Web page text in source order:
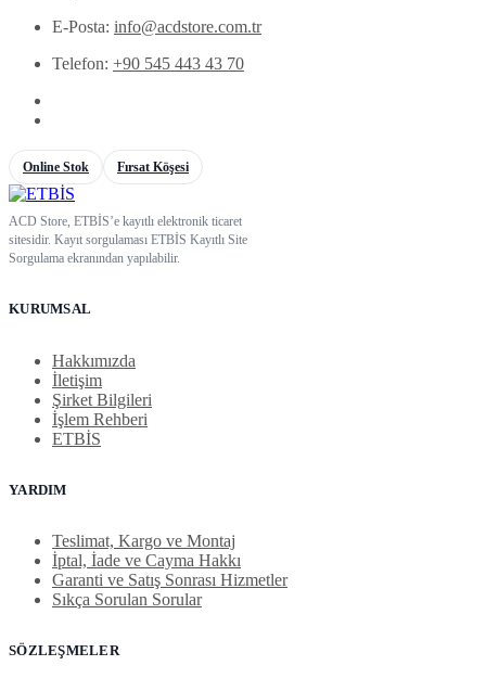
E-Posta: info@acdstore.com.tr
Telefon: +90 545 443 43 70
Online Stok Fırsat Köşesi
ACD Store, ETBİS’e kayıtlı elektronik ticaret
sitesidir. Kayıt sorgulaması ETBİS Kayıtlı Site
Sorgulama ekranından yapılabilir.
KURUMSAL
Hakkımızda
İletişim
Şirket Bilgileri
İşlem Rehberi
ETBİS
YARDIM
Teslimat, Kargo ve Montaj
İptal, İade ve Cayma Hakkı
Garanti ve Satış Sonrası Hizmetler
Sıkça Sorulan Sorular
SÖZLEŞMELER